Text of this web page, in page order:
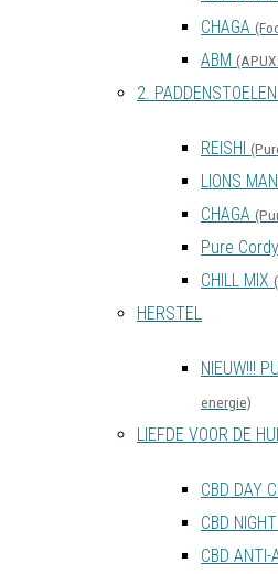
CHAGA
ABM
2.
REISHI
LIONS
CHAGA
Pure
CHILL MIX
HERSTEL
NIEUW!!!
energie)
LIEFDE VOOR DE
CBD DAY
CBD
CBD ANTI-